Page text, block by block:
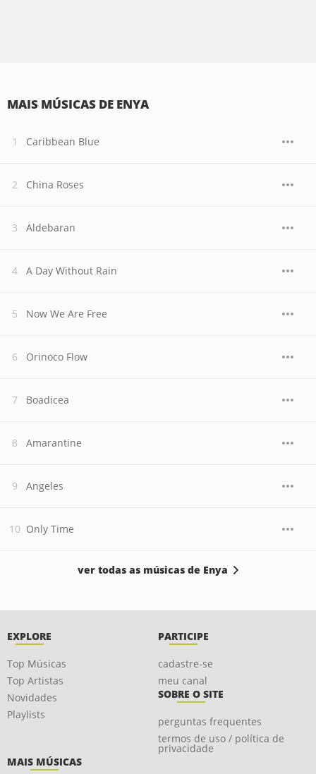
MAIS MÚSICAS DE ENYA
Caribbean Blue
China Roses
Aldebaran
A Day Without Rain
Now We Are Free
Orinoco Flow
Boadicea
Amarantine
Angeles
Only Time
ver todas as músicas de Enya
EXPLORE
Top Músicas
Top Artistas
Novidades
Playlists
PARTICIPE
cadastre-se
meu canal
SOBRE O SITE
perguntas frequentes
termos de uso / política de
privacidade
MAIS MÚSICAS